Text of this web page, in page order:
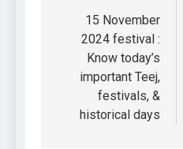
15 November
2024 festival :
Know today’s
important Teej,
festivals, &
historical days